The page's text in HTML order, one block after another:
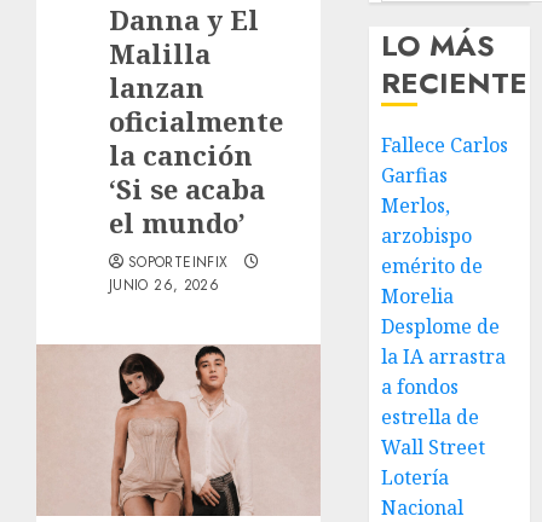
Danna y El
Malilla
lanzan
oficialmente
la canción
‘Si se acaba
el mundo’
SOPORTEINFIX
JUNIO 26, 2026
LO MÁS
RECIENTE
Fallece Carlos
Garfias
Merlos,
arzobispo
emérito de
Morelia
Desplome de
la IA arrastra
a fondos
estrella de
Wall Street
Lotería
Nacional